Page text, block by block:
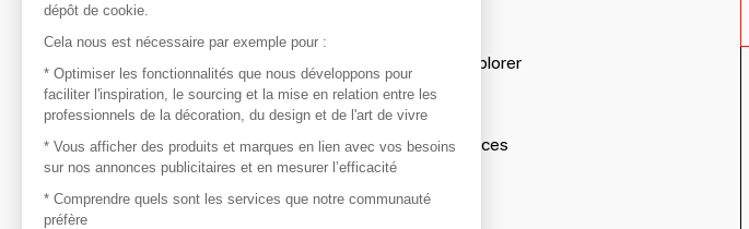
Découvrir
Les produits de milliers de fournisseurs à explorer
S'inspirer
Inspiration et sélections de produits tendances
Contacter
dépôt de cookie.
Cela nous est nécessaire par exemple pour :
* Optimiser les fonctionnalités que nous développons pour
faciliter l'inspiration, le sourcing et la mise en relation entre les
professionnels de la décoration, du design et de l'art de vivre
* Vous afficher des produits et marques en lien avec vos besoins
sur nos annonces publicitaires et en mesurer l’efficacité
* Comprendre quels sont les services que notre communauté
préfère